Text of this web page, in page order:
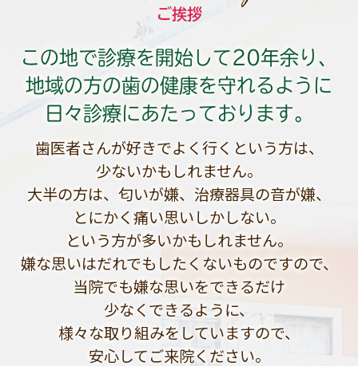
ご挨拶
この地で診療を開始して20年余り、
地域の方の歯の健康を守れるように
日々診療にあたっております。
歯医者さんが好きでよく行くという方は、
少ないかもしれません。
大半の方は、匂いが嫌、治療器具の音が嫌、
とにかく痛い思いしかしない。
という方が多いかもしれません。
嫌な思いはだれでもしたくないものですので、
当院でも嫌な思いをできるだけ
少なくできるように、
様々な取り組みをしていますので、
安心してご来院ください。